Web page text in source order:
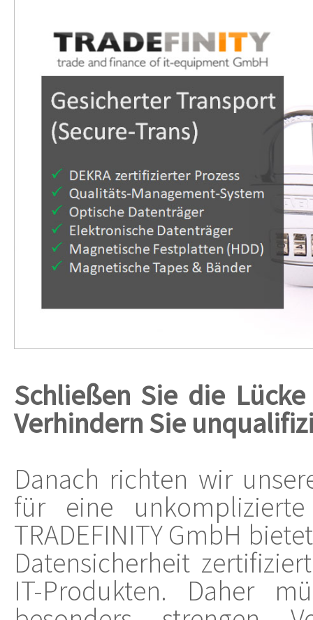
Schließen Sie die
Verhindern Sie
Danach richten wir
für eine
TRADEFINITY GmbH
Datensicherheit
IT-Produkten. Daher